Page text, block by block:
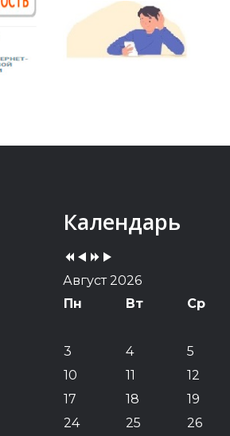
Календарь
Previous
Year
Previous
Month
YearMonth
Август 2026
Пн
Вт Ср
3
4 5
10
11 12
17
18 19
24
25 26